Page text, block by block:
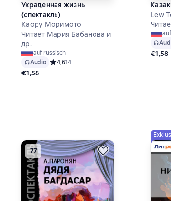
12 оценок
Украденная жизнь
(спектакль)
Каору Моримото
Читает Мария Бабанова и
др.
auf russisch
Audio Средний рейтинг 4,6 на основе 14 оценок
4,614
€1,58
Lew
€1,58
77